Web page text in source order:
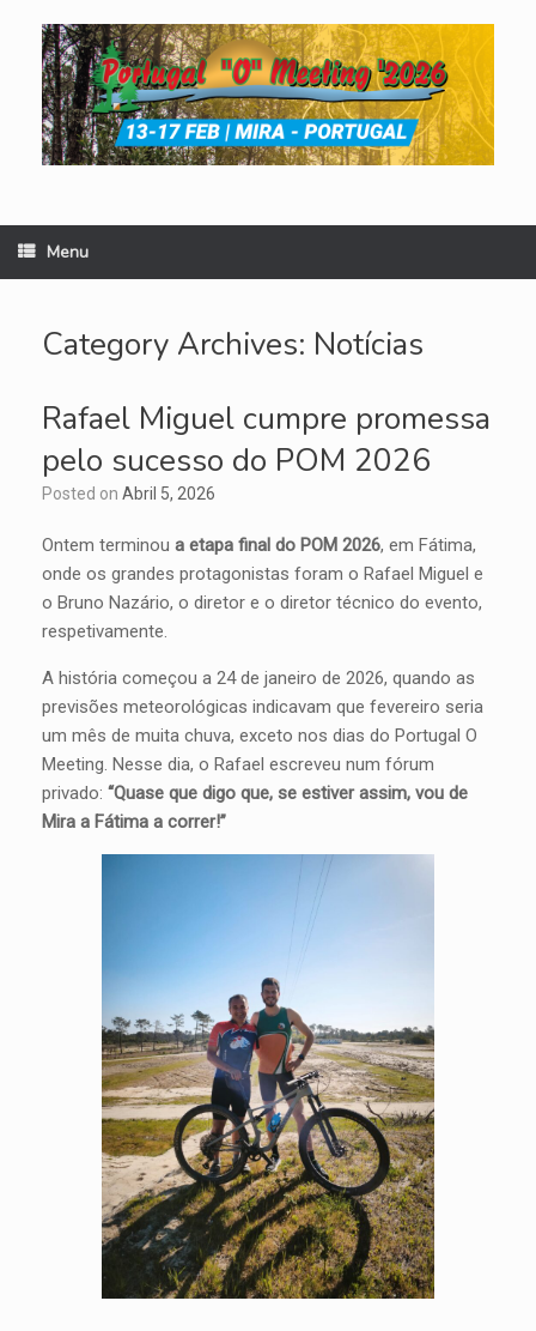
content
Menu
Category Archives: Notícias
Rafael Miguel cumpre promessa
pelo sucesso do POM 2026
Posted on Abril 5, 2026
Ontem terminou a etapa final do POM 2026, em Fátima,
onde os grandes protagonistas foram o Rafael Miguel e
o Bruno Nazário, o diretor e o diretor técnico do evento,
respetivamente.
A história começou a 24 de janeiro de 2026, quando as
previsões meteorológicas indicavam que fevereiro seria
um mês de muita chuva, exceto nos dias do Portugal O
Meeting. Nesse dia, o Rafael escreveu num fórum
privado: “Quase que digo que, se estiver assim, vou de
Mira a Fátima a correr!”